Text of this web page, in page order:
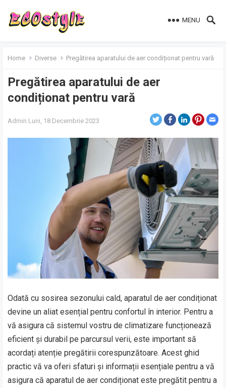
MENU
Home Diverse Pregătirea aparatului de aer condiționat pentru vară
Pregătirea aparatului de aer
condiționat pentru vară
Admin Luni, 18 Decembrie 2023
Odată cu sosirea sezonului cald, aparatul de aer condiționat
devine un aliat esențial pentru confortul în interior. Pentru a
vă asigura că sistemul vostru de climatizare funcționează
eficient și durabil pe parcursul verii, este important să
acordați atenție pregătirii corespunzătoare. Acest ghid
practic vă va oferi sfaturi și informații esențiale pentru a vă
asigura că aparatul de aer condiționat este pregătit pentru a